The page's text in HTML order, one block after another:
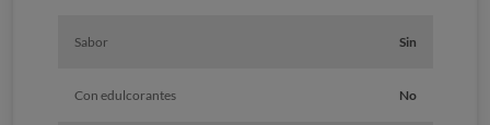
Sabor Sin
Con edulcorantes No